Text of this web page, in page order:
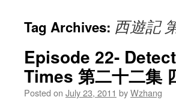
Tag Archives: 西遊記
Episode 22-
Times 第二十二集
Posted on July 23, 2011 byWzhang